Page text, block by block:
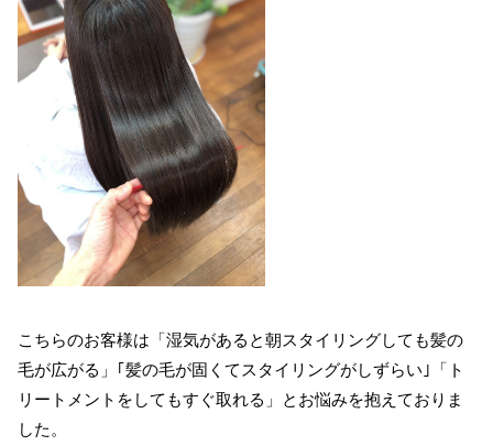
こちらのお客様は「湿気があると朝スタイリングしても髪の
毛が広がる」｢髪の毛が固くてスタイリングがしずらい｣「ト
リートメントをしてもすぐ取れる」とお悩みを抱えておりま
した。